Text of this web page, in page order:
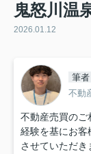
鬼怒川温
2026.01.12
筆者
不動
不動産売買のご
経験を基にお客
させていただき